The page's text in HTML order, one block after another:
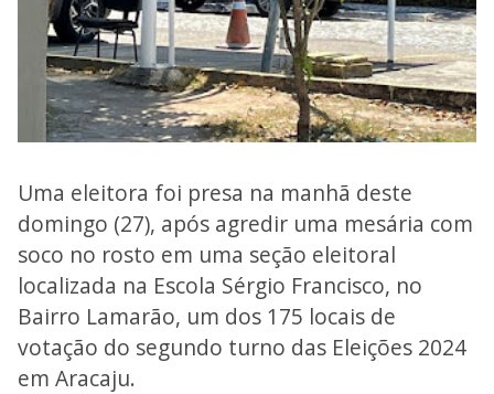
Uma eleitora foi presa na manhã deste
domingo (27), após agredir uma mesária com
soco no rosto em uma seção eleitoral
localizada na Escola Sérgio Francisco, no
Bairro Lamarão, um dos 175 locais de
votação do segundo turno das Eleições 2024
em Aracaju.